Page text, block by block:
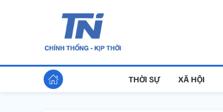
THỜI SỰ XÃ HỘI